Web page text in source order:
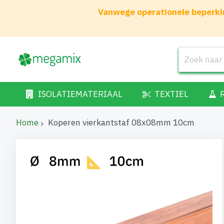
Vanwege operationele
ISOLATIEMATERIAAL TEXTIEL
Home Koperen vierkantstaf 08x08mm 10cm
Ga
naar